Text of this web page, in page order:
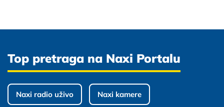
Top pretraga na Naxi Portalu
Naxi radio uživo Naxi kamere